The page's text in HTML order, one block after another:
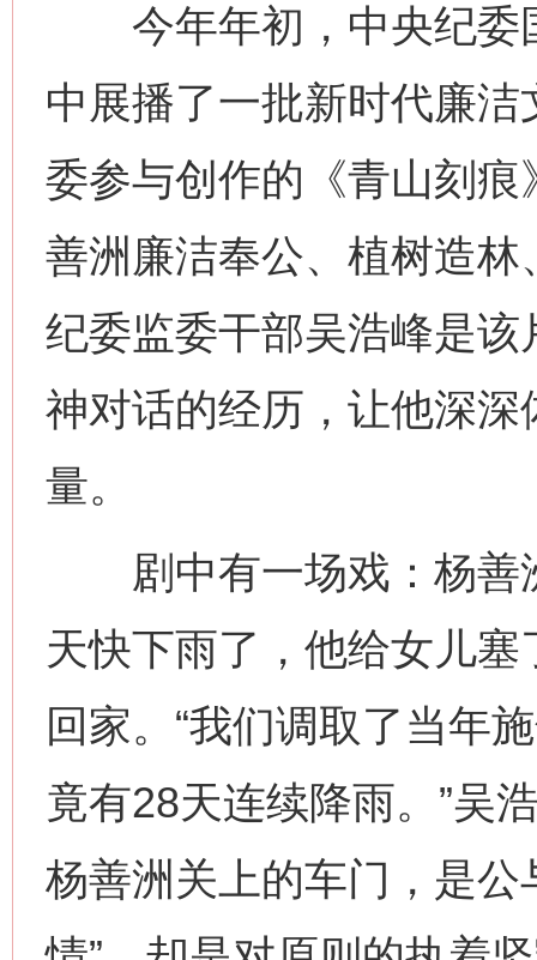
今年年初，中央纪委
中展播了一批新时代廉
委参与创作的《青山刻
善洲廉洁奉公、植树造
纪委监委干部吴浩峰是
神对话的经历，让他深深
量。
剧中有一场戏：杨善
天快下雨了，他给女儿
回家。“我们调取了当年
竟有28天连续降雨。”
杨善洲关上的车门，是公